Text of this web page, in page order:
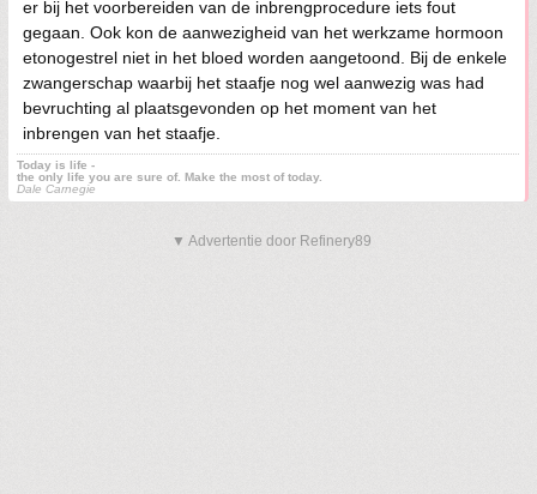
er bij het voorbereiden van de inbrengprocedure iets fout
gegaan. Ook kon de aanwezigheid van het werkzame hormoon
etonogestrel niet in het bloed worden aangetoond. Bij de enkele
zwangerschap waarbij het staafje nog wel aanwezig was had
bevruchting al plaatsgevonden op het moment van het
inbrengen van het staafje.
Today is life -
the only life you are sure of. Make the most of today.
Dale Carnegie
▼ Advertentie door Refinery89